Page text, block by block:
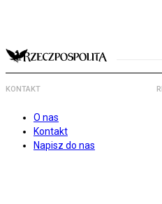
KONTAKT
O nas
Kontakt
Napisz do nas